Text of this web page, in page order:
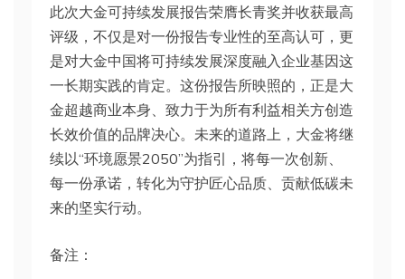
此次大金可持续发展报告荣膺长青奖并收获最高
评级，不仅是对一份报告专业性的至高认可，更
是对大金中国将可持续发展深度融入企业基因这
一长期实践的肯定。这份报告所映照的，正是大
金超越商业本身、致力于为所有利益相关方创造
长效价值的品牌决心。未来的道路上，大金将继
续以“环境愿景2050”为指引，将每一次创新、
每一份承诺，转化为守护匠心品质、贡献低碳未
来的坚实行动。
备注：